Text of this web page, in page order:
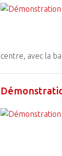
centre, avec la